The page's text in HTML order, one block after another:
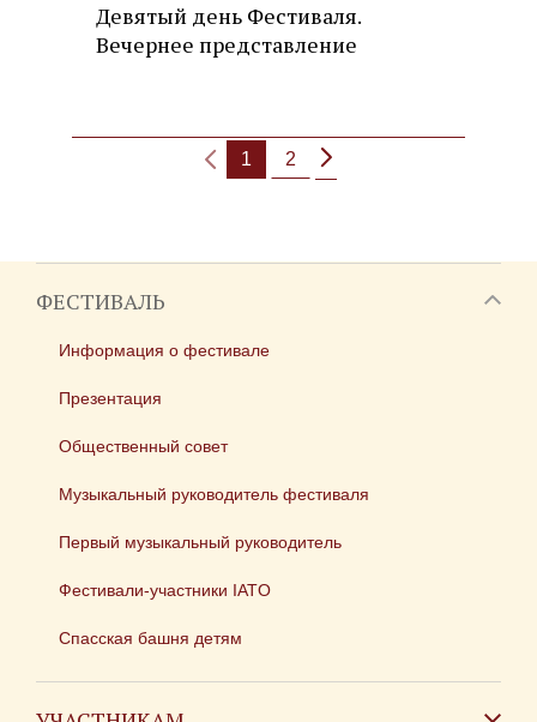
Девятый день Фестиваля.
Вечернее представление
1 2
ФЕСТИВАЛЬ
Информация о фестивале
Презентация
Общественный совет
Музыкальный руководитель фестиваля
Первый музыкальный руководитель
Фестивали-участники IATO
Спасская башня детям